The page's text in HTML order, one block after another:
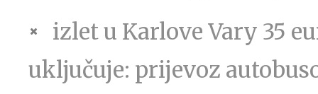
izlet u Karlove Vary 35
uključuje: prijevoz